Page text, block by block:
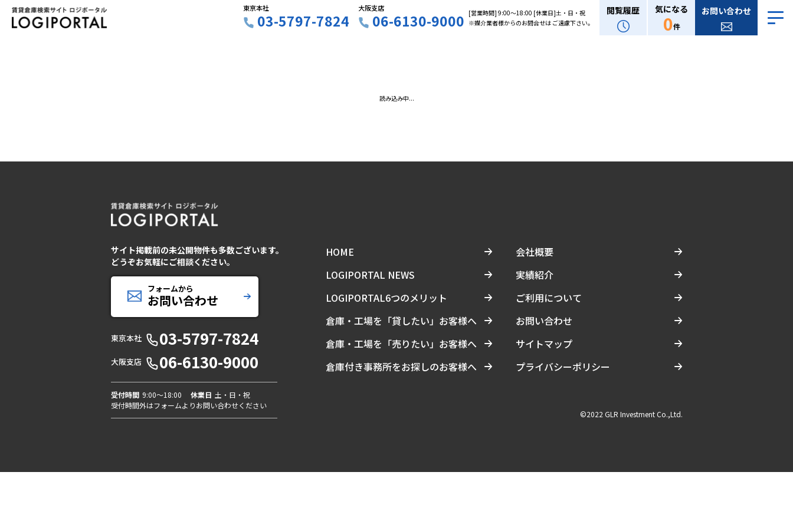
東京本社
03-5797-7824
大阪支店
06-6130-9000 [営業時間] 9:00〜18:00 [休業日]土・日・祝
※媒介業者様からのお問合せは ご遠慮下さい。
閲覧履歴 気になる
0件
お問い合わせ
読み込み中...
サイト掲載前の未公開物件も多数ございます。
どうぞお気軽にご相談ください。
フォームから
お問い合わせ
東京本社 03-5797-7824
大阪支店 06-6130-9000
受付時間 9:00〜18:00 休業日 土・日・祝
受付時間外はフォームよりお問い合わせください
HOME
LOGIPORTAL NEWS
LOGIPORTAL6つのメリット
倉庫・工場を「貸したい」お客様へ
倉庫・工場を「売りたい」お客様へ
倉庫付き事務所をお探しのお客様へ
会社概要
実績紹介
ご利用について
お問い合わせ
サイトマップ
プライバシーポリシー
©2022 GLR Investment Co.,Ltd.